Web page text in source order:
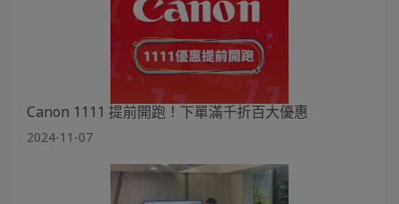
Canon 1111 提前開跑！下單滿千折百大優惠
2024-11-07